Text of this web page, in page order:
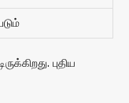
புதிய